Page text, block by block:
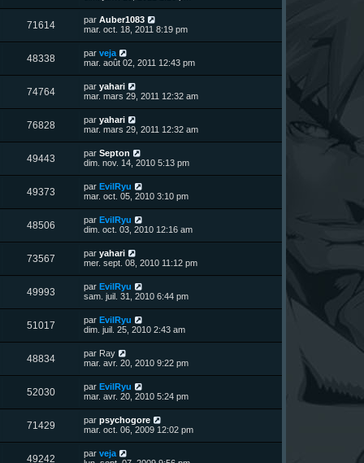
g
e
s
s
a
g
e
s
r
m
e
s
s
a
g
e
u
s
i
e
r
m
e
s
s
a
g
e
71614V
u
s
D
e
i
e
r
m
e
s
s
a
g
e
par Auber1083
mar. oct. 18, 2011 8:19 pm
48338V
u
s
D
e
i
e
r
m
e
s
s
a
g
e
par veja
mar. août 02, 2011 12:43 pm
74764V
u
s
D
e
i
e
r
m
e
s
s
a
g
e
par yahari
mar. mars 29, 2011 12:32 am
76828V
u
s
D
e
i
e
r
m
e
s
s
a
g
e
par yahari
mar. mars 29, 2011 12:32 am
49443V
u
s
D
e
i
e
r
m
e
s
s
a
g
e
par Septon
dim. nov. 14, 2010 5:13 pm
49373V
u
s
D
e
i
e
r
m
e
s
s
a
g
e
par EvilRyu
mar. oct. 05, 2010 3:10 pm
48506V
u
s
D
e
i
e
r
m
e
s
s
a
g
e
par EvilRyu
dim. oct. 03, 2010 12:16 am
73567V
u
s
D
e
i
e
r
m
e
s
s
a
g
e
par yahari
mer. sept. 08, 2010 11:12 pm
49993V
u
s
D
e
i
e
r
m
e
s
s
a
g
e
par EvilRyu
sam. juil. 31, 2010 6:44 pm
51017V
u
s
D
e
i
e
r
m
e
s
s
a
g
e
par EvilRyu
dim. juil. 25, 2010 2:43 am
48834V
u
s
D
e
i
e
r
m
e
s
s
a
par Ray
mar. avr. 20, 2010 9:22 pm
52030V
u
s
D
e
i
e
r
m
par EvilRyu
mar. avr. 20, 2010 5:24 pm
71429V
u
D
e
i
par psychogore
mar. oct. 06, 2009 12:02 pm
49242V
D
par veja